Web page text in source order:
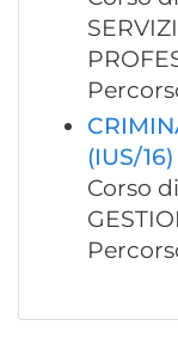
(IUS/16)
Corso